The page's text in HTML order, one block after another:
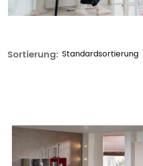
Sortierung: